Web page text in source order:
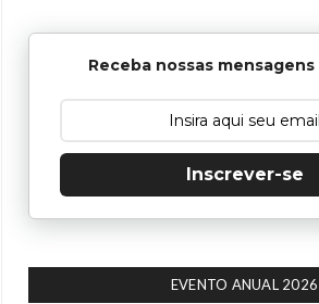
Receba nossas
Inscrever-se
EVENTO ANUAL 2026